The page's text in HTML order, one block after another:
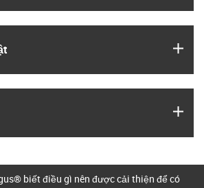
biết điều gì nên được cải thiện để có